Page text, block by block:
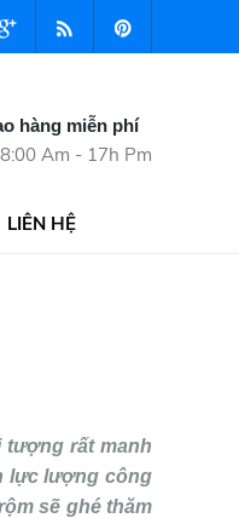
hàng miễn phí
Am - 17h Pm
LIÊN HỆ
tượng rất manh
lực lượng công
sẽ ghé thăm